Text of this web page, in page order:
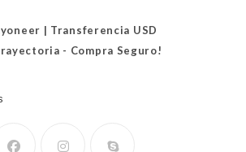
| Transferencia USD
- Compra Seguro!